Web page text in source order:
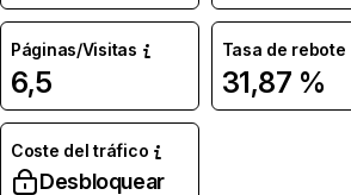
Páginas/Visitas
6,5
Tasa de rebote
31,87 %
Coste del tráfico
Desbloquear